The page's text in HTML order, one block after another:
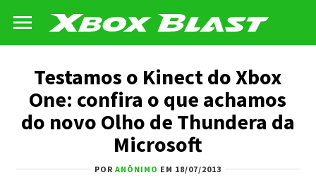
Testamos o Kinect do Xbox
One: confira o que achamos
do novo Olho de Thundera da
Microsoft
POR ANÔNIMO EM 18/07/2013